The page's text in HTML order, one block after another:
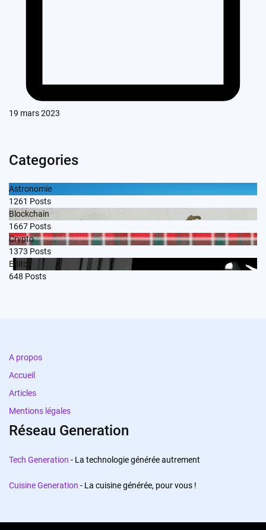
19 mars 2023
Categories
Astronomie
1261 Posts
Blockchain
1667 Posts
Crypto
1373 Posts
Edito
648 Posts
A propos
Accueil
Articles
Mentions légales
Réseau Generation
Tech Generation - La technologie générée autrement
Cuisine Generation - La cuisine générée, pour vous !